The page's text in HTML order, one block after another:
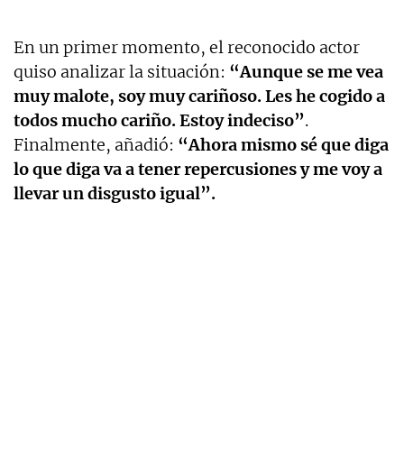
En un primer momento, el reconocido actor
quiso analizar la situación: “Aunque se me vea
muy malote, soy muy cariñoso. Les he cogido a
todos mucho cariño. Estoy indeciso”.
Finalmente, añadió: “Ahora mismo sé que diga
lo que diga va a tener repercusiones y me voy a
llevar un disgusto igual”.